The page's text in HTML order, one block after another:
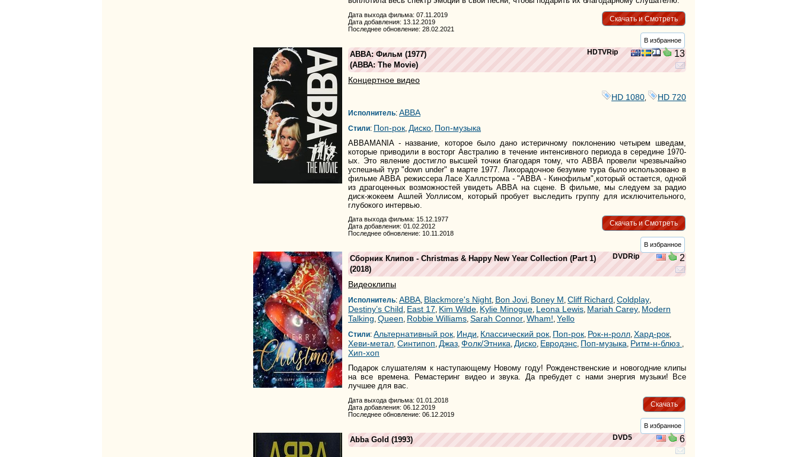
Скачать и Смотреть
Дата выхода фильма: 07.11.2019
Дата добавления: 13.12.2019
Последнее обновление: 28.02.2021
В избранное
HDTVRip 13
ABBA: Фильм (1977)
(АВВА: The Movie)
Концертное видео
HD 1080
HD 720
Исполнитель: ABBA
Стили: Поп-рок Диско Поп-музыка
АВВАМАNIA - название, которое было дано истеричному поклонению четырем шведам,
которые приводили в восторг Австралию в течение интенсивного периода в середине 1970-
ых. Это явление достигло высшей точки благодаря тому, что АВВА провели чрезвычайно
успешный тур "down under" в марте 1977. Лихорадочное безумие тура было использовано в
фильме АВВА режиссера Ласе Халлстрома - "АВВА - Кинофильм",который остается, одной
из драгоценных возможностей увидеть АВВА на сцене. В фильме, мы следуем за радио
диск-жокеем Ашлей Уоллисом, который пробует выследить группу для исключительного,
глубокого интервью.
Скачать и Смотреть
Дата выхода фильма: 15.12.1977
Дата добавления: 01.02.2012
Последнее обновление: 10.11.2018
В избранное
DVDRip 2
Сборник Клипов - Christmas & Happy New Year Collection (Part 1)
(2018)
Видеоклипы
Исполнитель: ABBA, Blackmore's Night, Bon Jovi, Boney M, Cliff Richard, Coldplay,
Destiny’s Child, East 17, Kim Wilde, Kylie Minogue, Leona Lewis, Mariah Carey, Modern
Talking, Queen, Robbie Williams, Sarah Connor, Wham!, Yello
Стили: Альтернативный рок, Инди, Классический рок, Поп-рок, Рок-н-ролл, Хард-рок,
Хеви-метал, Синтипоп, Джаз, Фолк/Этника, Диско, Евродэнс, Поп-музыка, Ритм-н-блюз ,
Хип-хоп
Подарок слушателям к наступающему Новому году! Рожденственские и новогодние клипы
на все времена. Ремастеринг видео и звука. Да пребудет с нами энергия музыки! Все
лучшее для вас.
Скачать
Дата выхода фильма: 01.01.2018
Дата добавления: 06.12.2019
Последнее обновление: 06.12.2019
В избранное
DVD5 6
Abba Gold (1993)